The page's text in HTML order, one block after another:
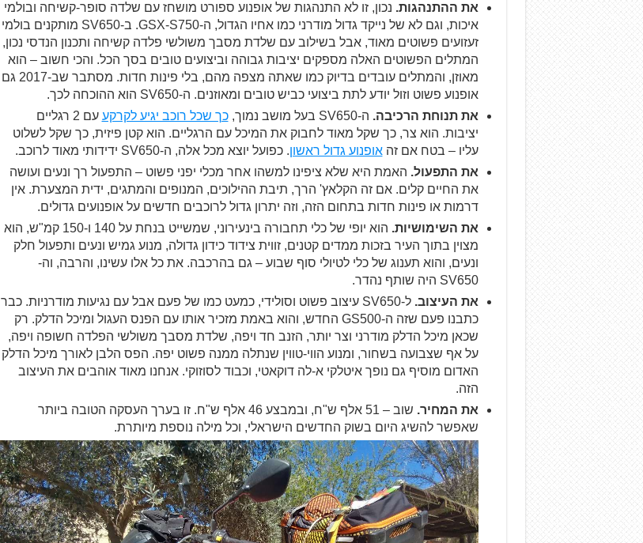
את ההתנהגות. נכון, זו לא התנהגות של אופנוע ספורט מושחז עם שלדה סופר-קשיחה ובולמי
איכות, וגם לא של נייקד גדול מודרני כמו אחיו הגדול, ה-GSX-S750. ב-SV650 מותקנים בולמי
זעזועים פשוטים מאוד, אבל בשילוב עם שלדת מסבך משולשי פלדה קשיחה ותכנון הנדסי נכון,
המתלים הפשוטים האלה מספקים יציבות גבוהה וביצועים טובים בסך הכל. והכי חשוב – הוא
מאוזן, והמתלים עובדים בדיוק כמו שאתה מצפה מהם, בלי פינות חדות. מסתבר שב-2017 גם
אופנוע פשוט וזול יודע לתת ביצועי כביש טובים ומאוזנים. ה-SV650 הוא ההוכחה לכך.
את תנוחת הרכיבה. ה-SV650 בעל מושב נמוך, כך שכל רוכב יגיע לקרקע
עם 2 רגליים
יציבות. הוא צר, כך שקל מאוד לחבוק את המיכל עם הרגליים. הוא קטן פיזית, כך שקל לשלוט
עליו – בטח אם זהאופנוע גדול ראשון. כפועל יוצא מכל אלה, ה-SV650 ידידותי מאוד לרוכב.
את התפעול. האמת היא שלא ציפינו למשהו אחר מכלי יפני פשוט – התפעול רך ונעים ועושה
את החיים קלים. אם זה הקלאץ' הרך, תיבת ההילוכים, המנופים והמתגים, ידית המצערת. אין
דרמות או פינות חדות בתחום הזה, וזה יתרון גדול לרוכבים חדשים על אופנועים גדולים.
את השימושיות.
הוא יופי של כלי תחבורה בינעירוני, שמשייט בנחת על 140 ו-150 קמ"ש, הוא
מצוין בתוך העיר בזכות ממדים קטנים, זווית צידוד כידון גדולה, מנוע גמיש ונעים ותפעול חלק
ונעים, והוא תענוג של כלי לטיולי סוף שבוע – גם בהרכבה. את כל אלו עשינו, והרבה, וה-
SV650 היה שותף נהדר.
את העיצוב.
ל-SV650 עיצוב פשוט וסולידי, כמעט כמו של פעם אבל עם נגיעות מודרניות. כבר
כתבנו פעם שזה ה-GS500 החדש, והוא באמת מזכיר אותו עם הפנס העגול ומיכל הדלק. רק
שכאן מיכל הדלק מודרני וצר יותר, הזנב חד ויפה, שלדת מסבך משולשי הפלדה חשופה ויפה,
על אף שצבועה בשחור, ומנוע הווי-טווין שנתלה ממנה פשוט יפה. הפס הלבן לאורך מיכל הדלק
האדום מוסיף גם נופך איטלקי א-לה דוקאטי, וכבוד לסוזוקי. אנחנו מאוד אוהבים את העיצוב
הזה.
את המחיר.
שוב – 51 אלף ש"ח, ובמבצע 46 אלף ש"ח. זו בערך העסקה הטובה ביותר
שאפשר להשיג היום בשוק החדשים הישראלי, וכל מילה נוספת מיותרת.